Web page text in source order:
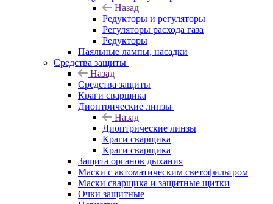
Назад
Редукторы и регуляторы
Регуляторы расхода газа
Редукторы
Паяльные лампы, насадки
Средства защиты
Назад
Средства защиты
Краги сварщика
Диоптрические линзы
Назад
Диоптрические линзы
Краги сварщика
Краги сварщика
Защита органов дыхания
Маски с автоматическим светофильтром
Маски сварщика и защитные щитки
Очки защитные